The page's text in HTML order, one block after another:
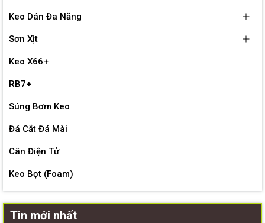
Keo Dán Đa Năng
Sơn Xịt
Keo X66+
RB7+
Súng Bơm Keo
Đá Cắt Đá Mài
Cân Điện Tử
Keo Bọt (Foam)
Tin mới nhất